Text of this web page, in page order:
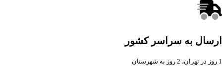
ارسال به سراسر کشور
1 روز در تهران، 2 روز به شهرستان